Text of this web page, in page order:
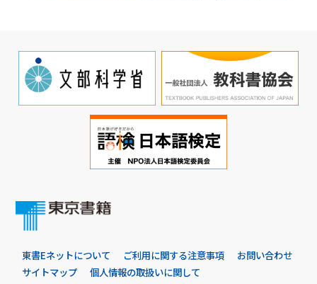
東書Eネットについて ご利用に関する注意事項
お問い合わせ
サイトマップ
個人情報の取扱いに関して